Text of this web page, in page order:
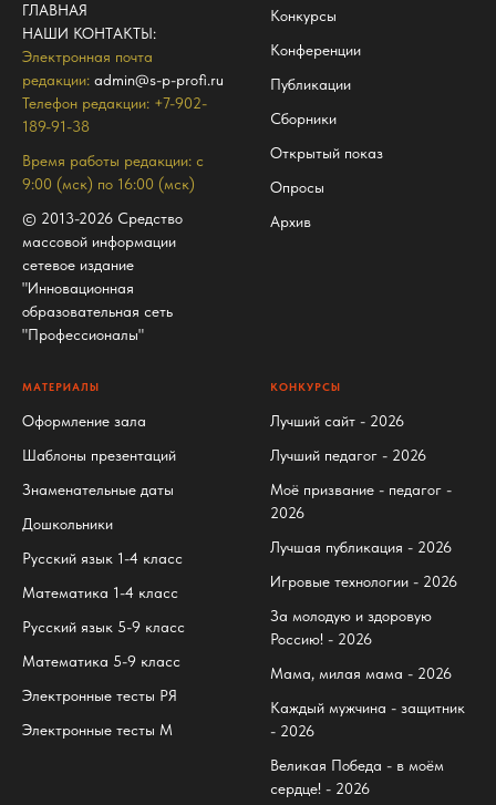
ГЛАВНАЯ
НАШИ КОНТАКТЫ:
Электронная почта
редакции: admin@s-p-profi.ru
Телефон редакции: +7-902-
189-91-38
Время работы редакции: с
9:00 (мск) по 16:00 (мск)
© 2013-2026 Средство
массовой информации
сетевое издание
"Инновационная
образовательная сеть
"Профессионалы"
Конкурсы
Конференции
Публикации
Сборники
Открытый показ
Опросы
Архив
МАТЕРИАЛЫ
Оформление зала
Шаблоны презентаций
Знаменательные даты
Дошкольники
Русский язык 1-4 класс
Математика 1-4 класс
Русский язык 5-9 класс
Математика 5-9 класс
Электронные тесты РЯ
Электронные тесты М
КОНКУРСЫ
Лучший сайт - 2026
Лучший педагог - 2026
Моё призвание - педагог -
2026
Лучшая публикация - 2026
Игровые технологии - 2026
За молодую и здоровую
Россию! - 2026
Мама, милая мама - 2026
Каждый мужчина - защитник
- 2026
Великая Победа - в моём
сердце! - 2026